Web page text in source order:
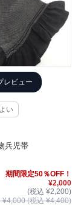
レビュー
い
兵児帯
期間限定50％OFF！
¥2,000
(税込 ¥2,200)
¥4,000 (税込 ¥4,400)